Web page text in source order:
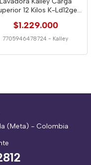
12 Kilos K-Ld12ge
$1.229.000
7705946478724 - Kalley
(Meta) - Colombia